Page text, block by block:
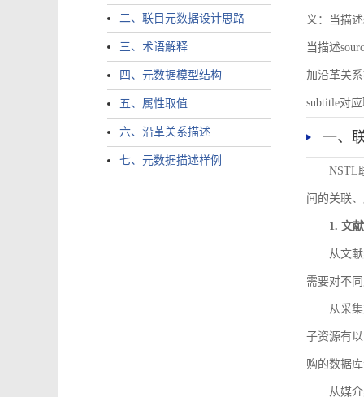
二、联目元数据设计思路
三、术语解释
四、元数据模型结构
五、属性取值
六、沿革关系描述
七、元数据描述样例
义：当描
当描述
加沿革关
subtitle对
一、
NSTL
间的关联
1. 文
从文
需要对不
从采
子资源有
购的数据
从媒